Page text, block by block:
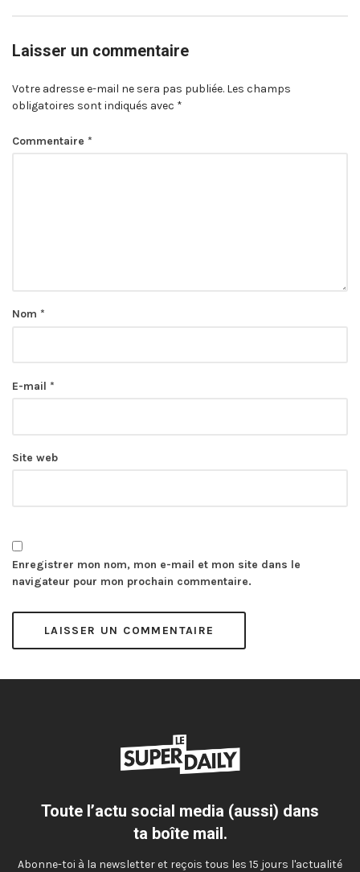
Laisser un commentaire
Votre adresse e-mail ne sera pas publiée. Les champs
obligatoires sont indiqués avec *
Commentaire *
Nom *
E-mail *
Site web
Enregistrer mon nom, mon e-mail et mon site dans le
navigateur pour mon prochain commentaire.
Toute l’actu social media (aussi) dans
ta boîte mail.
Abonne-toi à la newsletter et reçois tous les 15 jours l'actualité